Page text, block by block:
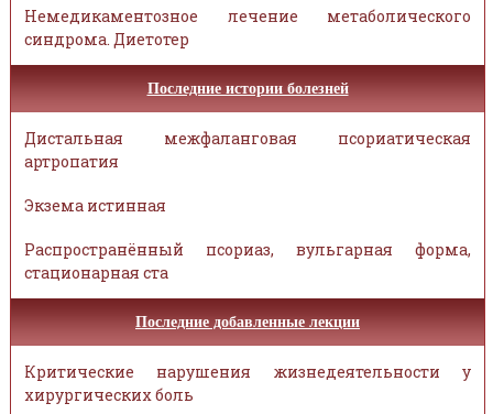
Немедикаментозное лечение метаболического
синдрома. Диетотер
Последние истории болезней
Дистальная межфаланговая псориатическая
артропатия
Экзема истинная
Распространённый псориаз, вульгарная форма,
стационарная ста
Последние добавленные лекции
Критические нарушения жизнедеятельности у
хирургических боль